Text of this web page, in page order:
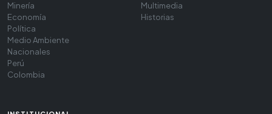
Minería
Economía
Política
Medio Ambiente
Nacionales
Perú
Colombia
Multimedia
Historias